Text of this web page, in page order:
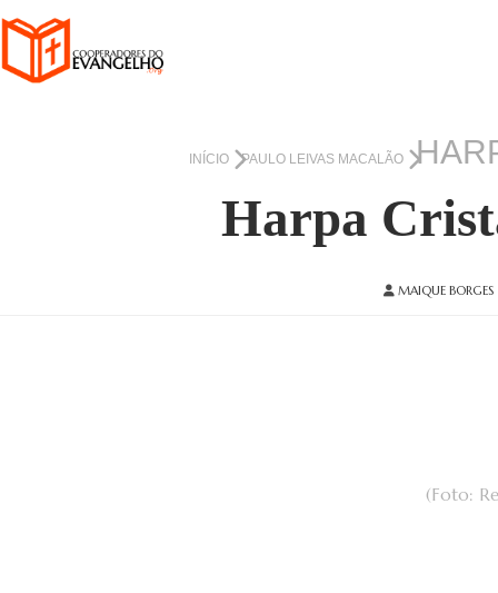
INÍCIO PAULO LEIVAS MACALÃO
Harpa
MAIQUE BORGES
(Foto: